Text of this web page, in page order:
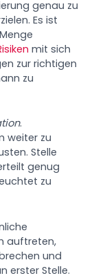
genau zu
Es ist
mit sich
zur richtigen
zu
.
weiter zu
Stelle
genug
zu
auftreten,
und
erster Stelle.